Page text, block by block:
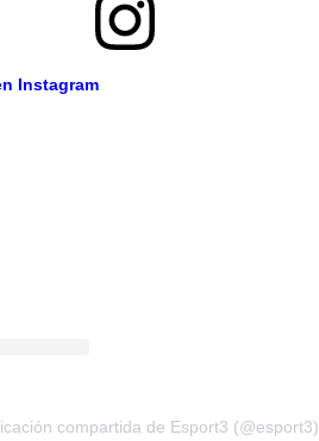
Instagram
compartida de Esport3 (@esport3)